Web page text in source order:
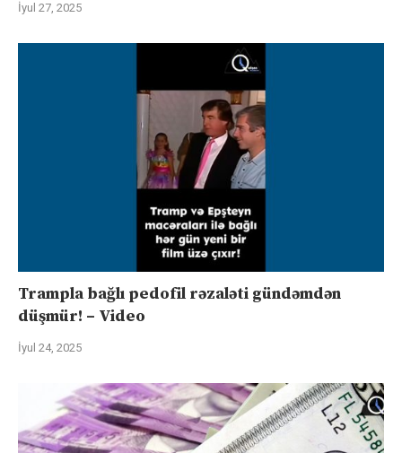
İyul 27, 2025
Trampla bağlı pedofil rəzaləti gündəmdən
düşmür! – Video
İyul 24, 2025